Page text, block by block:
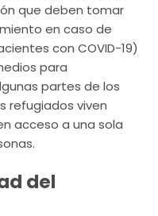
que deben tomar
en caso de
con COVID-19)
para
partes de los
refugiados viven
acceso a una sola
del